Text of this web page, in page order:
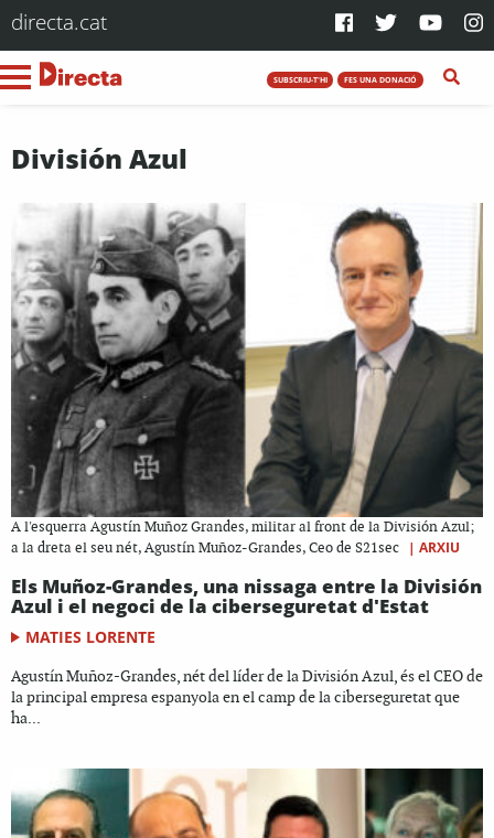
directa.cat
SUBSCRIU-T'HI FES UNA DONACIÓ
División Azul
A l'esquerra Agustín Muñoz Grandes, militar al front de la División Azul;
a la dreta el seu nét, Agustín Muñoz-Grandes, Ceo de S21sec
| ARXIU
Els Muñoz-Grandes, una nissaga entre la División
Azul i el negoci de la ciberseguretat d'Estat
MATIES LORENTE
Agustín Muñoz-Grandes, nét del líder de la División Azul, és el CEO de
la principal empresa espanyola en el camp de la ciberseguretat que
ha...